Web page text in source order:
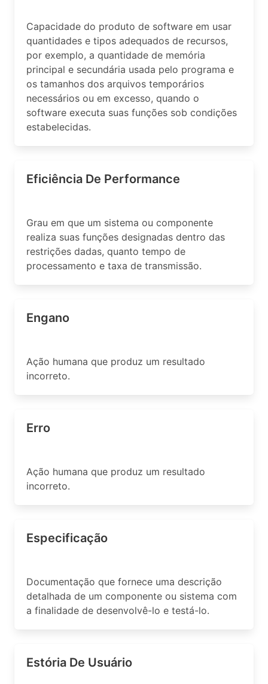
Capacidade do produto de software em usar
quantidades e tipos adequados de recursos,
por exemplo, a quantidade de memória
principal e secundária usada pelo programa e
os tamanhos dos arquivos temporários
necessários ou em excesso, quando o
software executa suas funções sob condições
estabelecidas.
Eficiência De Performance
Grau em que um sistema ou componente
realiza suas funções designadas dentro das
restrições dadas, quanto tempo de
processamento e taxa de transmissão.
Engano
Ação humana que produz um resultado
incorreto.
Erro
Ação humana que produz um resultado
incorreto.
Especificação
Documentação que fornece uma descrição
detalhada de um componente ou sistema com
a finalidade de desenvolvê-lo e testá-lo.
Estória De Usuário